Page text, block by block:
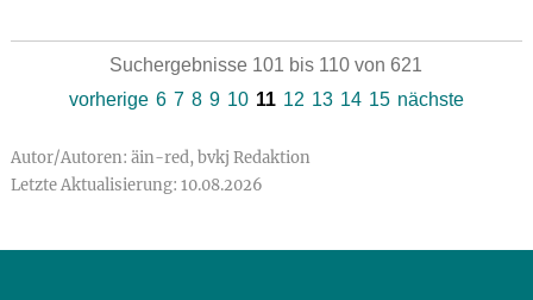
Suchergebnisse 101 bis 110 von 621
vorherige 6 7 8 9 10 11 12 13 14 15 nächste
Autor/Autoren: äin-red, bvkj Redaktion
Letzte Aktualisierung: 10.08.2026